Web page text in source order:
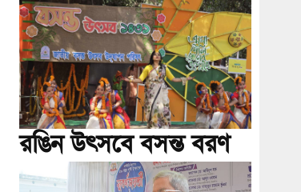
রঙিন উৎসবে বসন্ত বরণ